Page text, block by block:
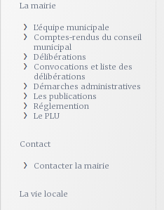
La mairie
L'équipe municipale
Comptes-rendus du conseil
municipal
Délibérations
Convocations et liste des
délibérations
Démarches administratives
Les publications
Réglemention
Le PLU
Contact
Contacter la mairie
La vie locale